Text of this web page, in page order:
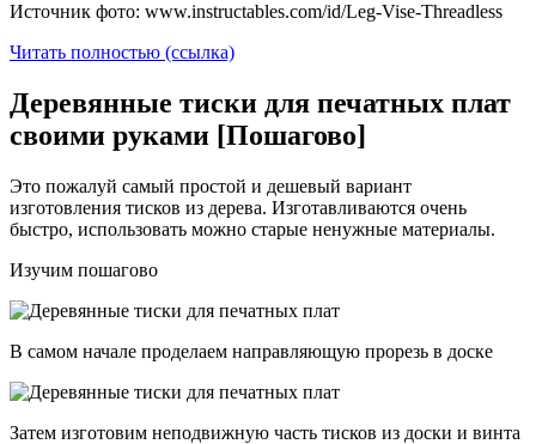
Источник фото: www.instructables.com/id/Leg-Vise-Threadless
Читать полностью (ссылка)
Деревянные тиски для печатных плат
своими руками [Пошагово]
Это пожалуй самый простой и дешевый вариант
изготовления тисков из дерева. Изготавливаются очень
быстро, использовать можно старые ненужные материалы.
Изучим пошагово
В самом начале проделаем направляющую прорезь в доске
Затем изготовим неподвижную часть тисков из доски и винта